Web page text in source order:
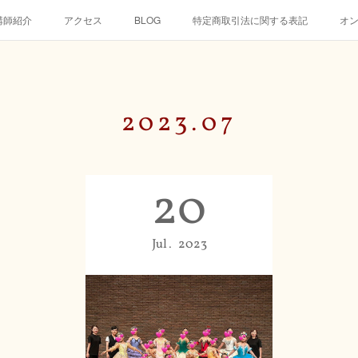
師紹介 アクセス BLOG 特定商取引法に関する表記 オ
2023.07
20
Jul 2023